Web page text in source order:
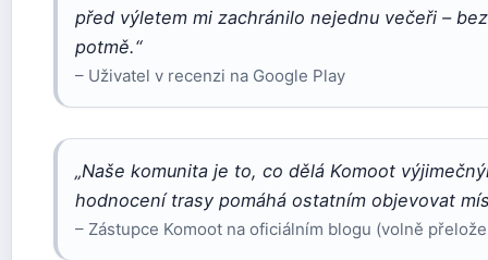
před výletem mi zachránilo nejednu večeři –
potmě.“
– Uživatel v recenzi na Google Play
„Naše komunita je to, co dělá Komoot
hodnocení trasy pomáhá ostatním objevovat
– Zástupce Komoot na oficiálním blogu (volně